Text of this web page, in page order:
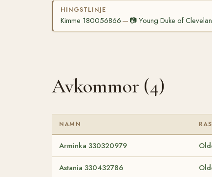
HINGSTLINJE
Kimme 180056866 — 📷Young Duke of
Avkommor (4)
NAMN RAS
Arminka 330320979
Astania 330432786